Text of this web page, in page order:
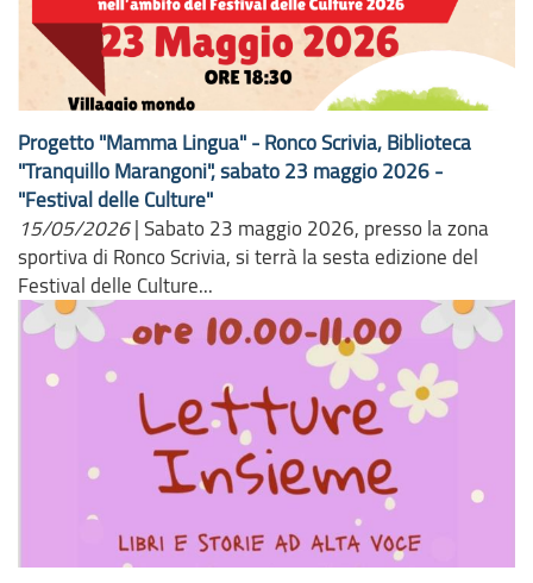
Progetto "Mamma Lingua" - Ronco Scrivia, Biblioteca
"Tranquillo Marangoni", sabato 23 maggio 2026 -
"Festival delle Culture"
15/05/2026 | Sabato 23 maggio 2026, presso la zona
sportiva di Ronco Scrivia, si terrà la sesta edizione del
Festival delle Culture...